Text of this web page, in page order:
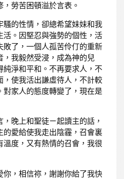
勞苦困頓溢於言表。
騷的性情，卻總希望妹妹和我
活。因堅忍與強勢的個性，活
敗了，一個人孤苦伶仃的重新
，我毅然受浸，成為神的兒
純淨和平和。不再要求人，不
，使我活出謙虛待人，不計較
對家人的態度轉變了，現在是
晚上和聖徒ㄧ起讀主的話，
的愛給使我走出陰霾，召會裏
度，又有熱情的召會，我很
你，相信祢，謝謝你給了我快